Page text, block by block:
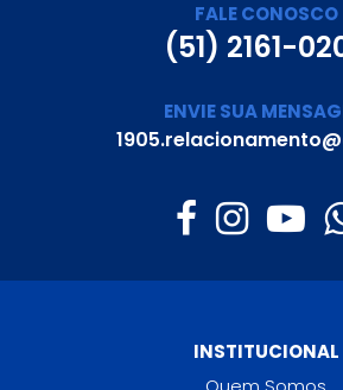
FALE CONOSCO
(51) 2161-
ENVIE SUA
INSTITUCIONAL